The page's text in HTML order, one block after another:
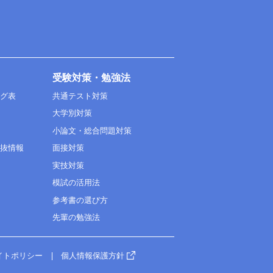
表
情報
受験対策・勉強法
共通テスト対策
大学別対策
小論文・総合問題対策
面接対策
実技対策
模試の活用法
参考書の選び方
先輩の勉強法
トポリシー 個人情報保護方針